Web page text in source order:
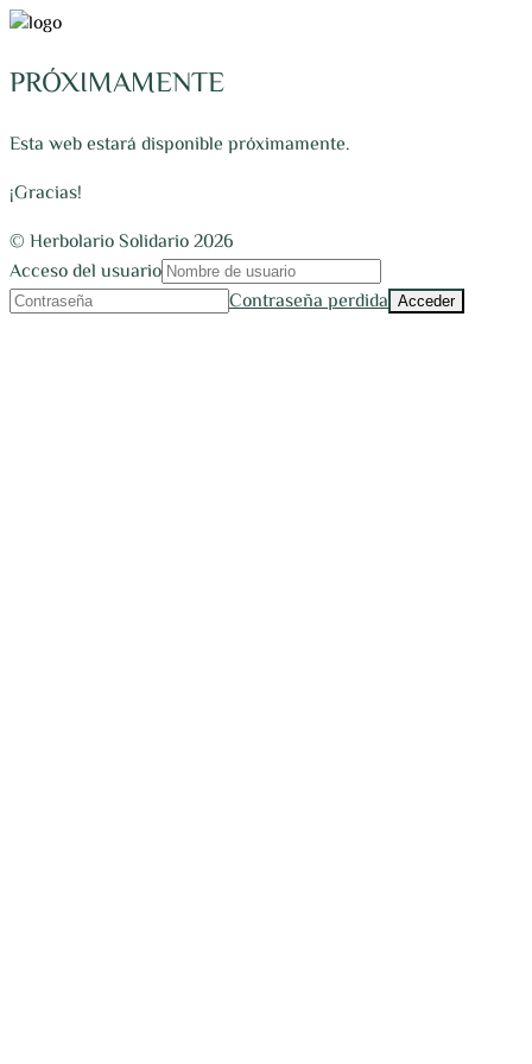
PRÓXIMAMENTE
Esta web estará disponible próximamente.
¡Gracias!
© Herbolario Solidario 2026
Acceso del usuario
Contraseña perdida